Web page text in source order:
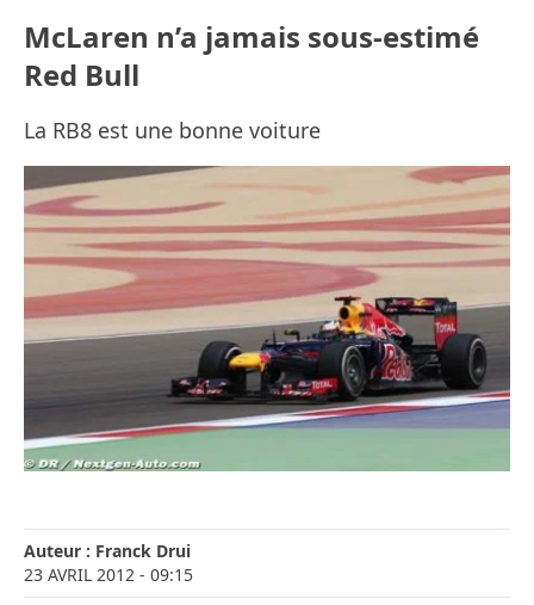
McLaren n’a jamais sous-estimé
Red Bull
La RB8 est une bonne voiture
Auteur : Franck Drui
23 AVRIL 2012 - 09:15